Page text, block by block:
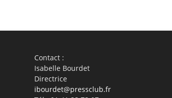
Contact :
Isabelle Bourdet
Directrice
ibourdet@pressclub.fr